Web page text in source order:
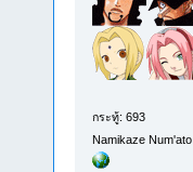
กระทู้: 693
Namikaze Num'ato